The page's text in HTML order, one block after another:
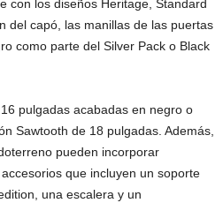
con los diseños Heritage, Standard
del capó, las manillas de las puertas
como parte del Silver Pack o Black
pulgadas acabadas en negro o
Sawtooth de 18 pulgadas. Además,
pueden incorporar
que incluyen un soporte
una escalera y un